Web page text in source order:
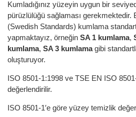
Kumladığınız yüzeyin uygun bir
pürüzlülüğü sağlaması gerekmektedir.
(Swedish Standards) kumlama
yapmaktayız, örneğin SA 1 kumlama,
kumlama, SA 3 kumlamagibi
oluşturuyor.
ISO 8501-1:1998 ve TSE EN ISO
değerlendirilir.
ISO 8501-1′e göre yüzey temizlik